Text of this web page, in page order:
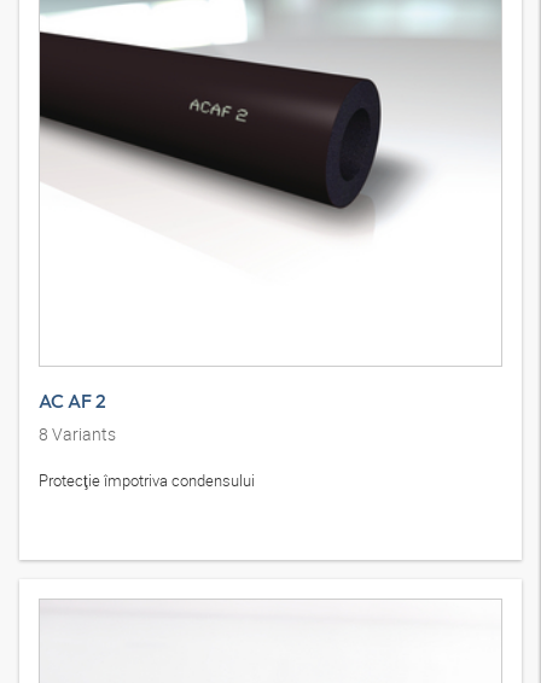
AC AF 2
8 Variants
Protecţie împotriva condensului